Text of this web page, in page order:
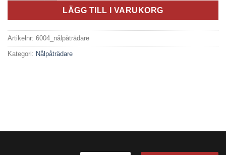
LÄGG TILL I VARUKORG
Artikelnr: 6004_nålpåträdare
Kategori: Nålpåträdare